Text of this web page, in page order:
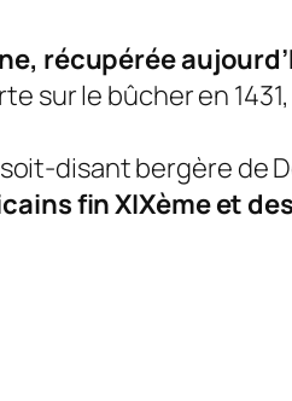
récupérée
sur le bûcher en
disant bergère de
fin XIXème et